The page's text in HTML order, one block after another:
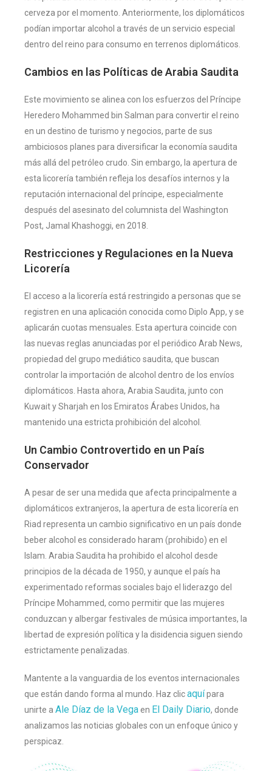
cerveza por el momento. Anteriormente, los diplomáticos
podían importar alcohol a través de un servicio especial
dentro del reino para consumo en terrenos diplomáticos​
Cambios en las Políticas de Arabia Saudita
Este movimiento se alinea con los esfuerzos del Príncipe
Heredero Mohammed bin Salman para convertir el reino
en un destino de turismo y negocios, parte de sus
ambiciosos planes para diversificar la economía saudita
más allá del petróleo crudo. Sin embargo, la apertura de
esta licorería también refleja los desafíos internos y la
reputación internacional del príncipe, especialmente
después del asesinato del columnista del Washington
Post, Jamal Khashoggi, en 2018​
Restricciones y Regulaciones en la Nueva
Licorería
El acceso a la licorería está restringido a personas que se
registren en una aplicación conocida como Diplo App, y se
aplicarán cuotas mensuales. Esta apertura coincide con
las nuevas reglas anunciadas por el periódico Arab News,
propiedad del grupo mediático saudita, que buscan
controlar la importación de alcohol dentro de los envíos
diplomáticos. Hasta ahora, Arabia Saudita, junto con
Kuwait y Sharjah en los Emiratos Árabes Unidos, ha
mantenido una estricta prohibición del alcohol​
Un Cambio Controvertido en un País
Conservador
A pesar de ser una medida que afecta principalmente a
diplomáticos extranjeros, la apertura de esta licorería en
Riad representa un cambio significativo en un país donde
beber alcohol es considerado haram (prohibido) en el
Islam. Arabia Saudita ha prohibido el alcohol desde
principios de la década de 1950, y aunque el país ha
experimentado reformas sociales bajo el liderazgo del
Príncipe Mohammed, como permitir que las mujeres
conduzcan y albergar festivales de música importantes, la
libertad de expresión política y la disidencia siguen siendo
estrictamente penalizadas​
Mantente a la vanguardia de los eventos internacionales
que están dando forma al mundo. Haz clicaquípara
unirte a Ale Díaz de la Vegaen El Daily Diario, donde
analizamos las noticias globales con un enfoque único y
perspicaz.